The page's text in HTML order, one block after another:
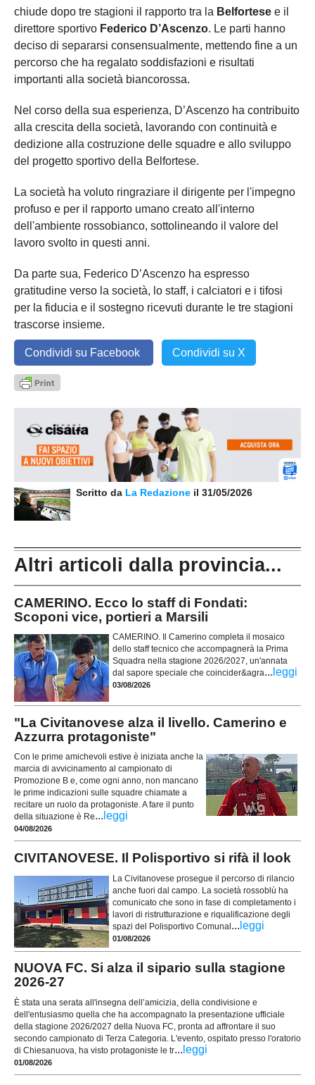
chiude dopo tre stagioni il rapporto tra la Belfortese e il
direttore sportivo Federico D’Ascenzo. Le parti hanno
deciso di separarsi consensualmente, mettendo fine a un
percorso che ha regalato soddisfazioni e risultati
importanti alla società biancorossa.
Nel corso della sua esperienza, D’Ascenzo ha contribuito
alla crescita della società, lavorando con continuità e
dedizione alla costruzione delle squadre e allo sviluppo
del progetto sportivo della Belfortese.
La società ha voluto ringraziare il dirigente per l'impegno
profuso e per il rapporto umano creato all'interno
dell'ambiente rossobianco, sottolineando il valore del
lavoro svolto in questi anni.
Da parte sua, Federico D’Ascenzo ha espresso
gratitudine verso la società, lo staff, i calciatori e i tifosi
per la fiducia e il sostegno ricevuti durante le tre stagioni
trascorse insieme.
Condividi su Facebook Condividi su X
Scritto da La Redazione il 31/05/2026
Altri articoli dalla provincia...
CAMERINO. Ecco lo staff di Fondati:
Scoponi vice, portieri a Marsili
CAMERINO. Il Camerino completa il mosaico
dello staff tecnico che accompagnerà la Prima
Squadra nella stagione 2026/2027, un'annata
dal sapore speciale che coincider&agra... leggi
03/08/2026
"La Civitanovese alza il livello. Camerino e
Azzurra protagoniste"
Con le prime amichevoli estive è iniziata anche la
marcia di avvicinamento al campionato di
Promozione B e, come ogni anno, non mancano
le prime indicazioni sulle squadre chiamate a
recitare un ruolo da protagoniste. A fare il punto
della situazione è Re... leggi
04/08/2026
CIVITANOVESE. Il Polisportivo si rifà il look
La Civitanovese prosegue il percorso di rilancio
anche fuori dal campo. La società rossoblù ha
comunicato che sono in fase di completamento i
lavori di ristrutturazione e riqualificazione degli
spazi del Polisportivo Comunal... leggi
01/08/2026
NUOVA FC. Si alza il sipario sulla stagione
2026-27
È stata una serata all'insegna dell’amicizia, della condivisione e
dell'entusiasmo quella che ha accompagnato la presentazione ufficiale
della stagione 2026/2027 della Nuova FC, pronta ad affrontare il suo
secondo campionato di Terza Categoria. L'evento, ospitato presso l'oratorio
di Chiesanuova, ha visto protagoniste le tr... leggi
01/08/2026